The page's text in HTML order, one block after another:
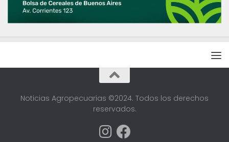
Noticias Agropecuarias ©2024. Todos los derechos
reservados.